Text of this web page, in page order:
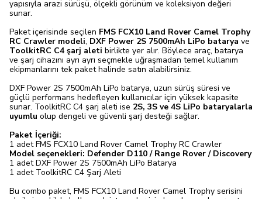
yapısıyla arazi sürüşü, ölçekli görünüm ve koleksiyon değeri
sunar.
Paket içerisinde seçilen FMS FCX10 Land Rover Camel Trophy
RC Crawler modeli, DXF Power 2S 7500mAh LiPo batarya ve
ToolkitRC C4 şarj aleti birlikte yer alır. Böylece araç, batarya
ve şarj cihazını ayrı ayrı seçmekle uğraşmadan temel kullanım
ekipmanlarını tek paket halinde satın alabilirsiniz.
DXF Power 2S 7500mAh LiPo batarya, uzun sürüş süresi ve
güçlü performans hedefleyen kullanıcılar için yüksek kapasite
sunar. ToolkitRC C4 şarj aleti ise 2S, 3S ve 4S LiPo bataryalarla
uyumlu olup dengeli ve güvenli şarj desteği sağlar.
Paket İçeriği:
1 adet FMS FCX10 Land Rover Camel Trophy RC Crawler
Model seçenekleri: Defender D110 / Range Rover / Discovery
1 adet DXF Power 2S 7500mAh LiPo Batarya
1 adet ToolkitRC C4 Şarj Aleti
Bu combo paket, FMS FCX10 Land Rover Camel Trophy serisini